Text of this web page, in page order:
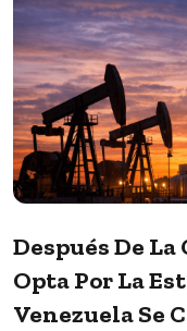
Después De La
Opta Por La
Venezuela Se